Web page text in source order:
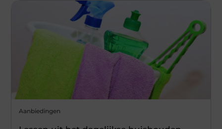
Aanbiedingen